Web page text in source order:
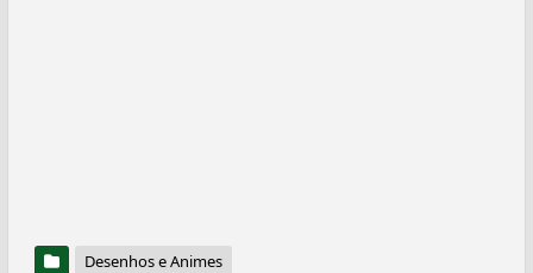
Desenhos e Animes